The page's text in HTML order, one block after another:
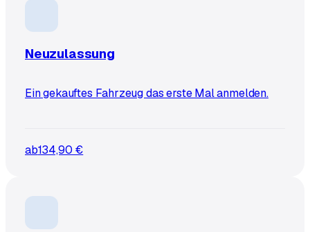
Neuzulassung
Ein gekauftes Fahrzeug das erste Mal anmelden.
ab134,90 €